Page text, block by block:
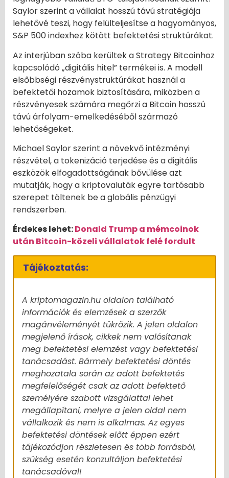
Saylor szerint a vállalat hosszú távú stratégiája
lehetővé teszi, hogy felülteljesítse a hagyományos,
S&P 500 indexhez kötött befektetési struktúrákat.
Az interjúban szóba kerültek a Strategy Bitcoinhoz
kapcsolódó „digitális hitel” termékei is. A modell
elsőbbségi részvénystruktúrákat használ a
befektetői hozamok biztosítására, miközben a
részvényesek számára megőrzi a Bitcoin hosszú
távú árfolyam-emelkedéséből származó
lehetőségeket.
Michael Saylor szerint a növekvő intézményi
részvétel, a tokenizáció terjedése és a digitális
eszközök elfogadottságának bővülése azt
mutatják, hogy a kriptovaluták egyre tartósabb
szerepet töltenek be a globális pénzügyi
rendszerben.
Érdekes lehet:Donald Trump a mémcoinok
után Bitcoin-közeli vállalatok felé fordult
Tájékoztatás:
A kriptomagazin.hu oldalon található
információk és elemzések a szerzők
magánvéleményét tükrözik. A jelen oldalon
megjelenő írások, cikkek nem valósítanak
meg befektetési elemzést vagy befektetési
tanácsadást. Bármely befektetési döntés
meghozatala során az adott befektetés
megfelelőségét csak az adott befektető
személyére szabott vizsgálattal lehet
megállapítani, melyre a jelen oldal nem
vállalkozik és nem is alkalmas. Az egyes
befektetési döntések előtt éppen ezért
tájékozódjon részletesen és több forrásból,
szükség esetén konzultáljon befektetési
tanácsadóval!